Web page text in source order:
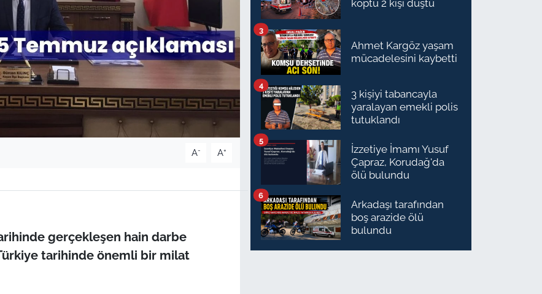
A- A+
gerçekleşen hain darbe
tarihinde önemli bir milat
koptu 2 kişi düştü
Ahmet Kargöz yaşam
mücadelesini kaybetti
3
3 kişiyi tabancayla
yaralayan emekli polis
tutuklandı
4
İzzetiye İmamı Yusuf
Çapraz, Korudağ'da
ölü bulundu
5
Arkadaşı tarafından
boş arazide ölü
bulundu
6